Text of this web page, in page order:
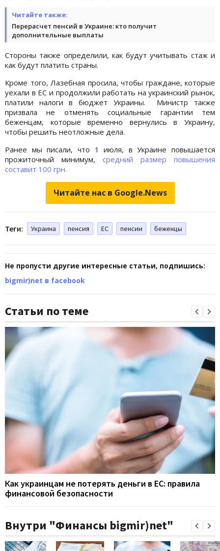
Читайте также:
Перерасчет пенсий в Украине: кто получит
дополнительные выплаты
Стороны также определили, как будут учитывать стаж и
как будут платить страны.
Кроме того, Лазебная просила, чтобы граждане, которые
уехали в ЕС и продолжили работать на украинский рынок,
платили налоги в бюджет Украины. Министр также
призвала не отменять социальные гарантии тем
беженцам, которые временно вернулись в Украину,
чтобы решить неотложные дела.
Ранее мы писали, что 1 июля, в Украине повышается
прожиточный минимум, средний размер повышения
составит 100 грн.
Читайте нас в Google.News
Теги: Украина пенсия ЕС пенсии беженцы
Не пропусти другие интересные статьи, подпишись:
bigmir)net в facebook
Статьи по теме
Как украинцам не потерять деньги в ЕС: правила
финансовой безопасности
Внутри "Финансы bigmir)net"